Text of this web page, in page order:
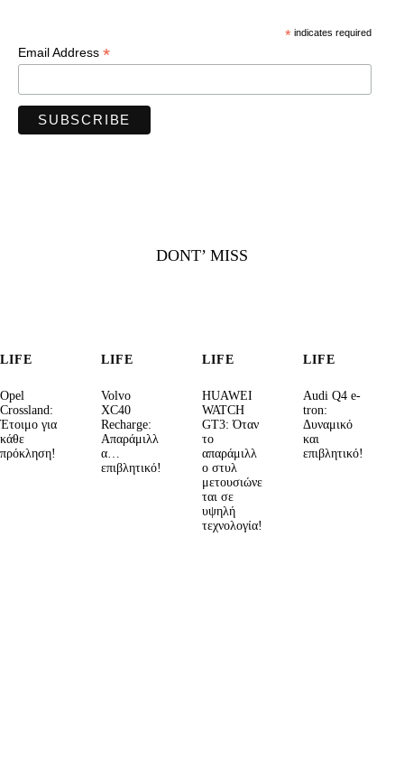
*indicates required
Email Address *
DONT’ MISS
LIFE
Opel
Crossland:
Έτοιμο για
κάθε
πρόκληση!
LIFE
Volvo
XC40
Recharge:
Απαράμιλλ
α…
επιβλητικό!
LIFE
HUAWEI
WATCH
GT3: Όταν
το
απαράμιλλ
ο στυλ
μετουσιώνε
ται σε
υψηλή
τεχνολογία!
LIFE
Audi Q4 e-
tron:
Δυναμικό
και
επιβλητικό!